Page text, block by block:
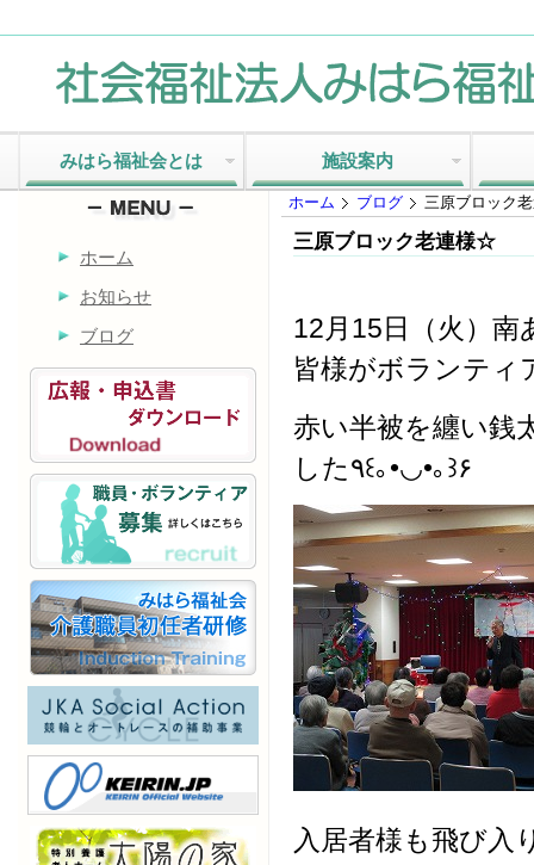
みはら福祉会とは 施設案内
ホーム
お知らせ
ブログ
ホーム ブログ 三原ブロック
三原ブロック老連様☆
12月15日（火）
皆様がボランティ
赤い半被を纏い銭
した٩꒰｡•◡•｡꒱۶